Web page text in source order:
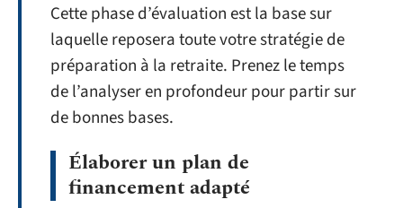
Cette phase d’évaluation est la base sur
laquelle reposera toute votre stratégie de
préparation à la retraite. Prenez le temps
de l’analyser en profondeur pour partir sur
de bonnes bases.
Élaborer un plan de
financement adapté